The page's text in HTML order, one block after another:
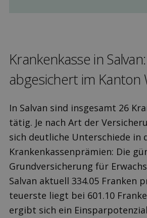
Kranken­kasse in
ab­gesichert im Kanton
In Salvan sind insgesamt 26
tätig. Je nach Art der
sich deutliche Unterschiede in
Krankenkassenprämien: Die
Grundversicherung für
Salvan aktuell 334.05 Franken
teuerste liegt bei 601.10
ergibt sich ein